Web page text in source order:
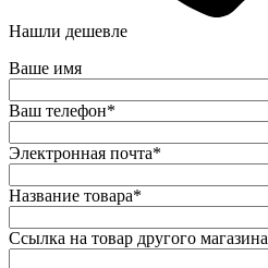
Нашли дешевле
Ваше имя
Ваш телефон*
Электронная почта*
Название товара*
Ссылка на товар другого магазина